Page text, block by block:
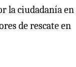
la ciudadanía en
de rescate en